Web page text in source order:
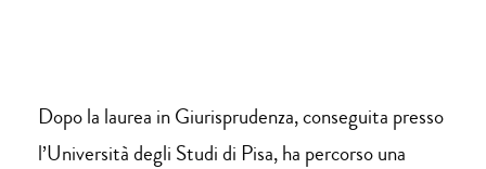
Dopo la laurea in Giurisprudenza, conseguita presso
l’Università degli Studi di Pisa, ha percorso una